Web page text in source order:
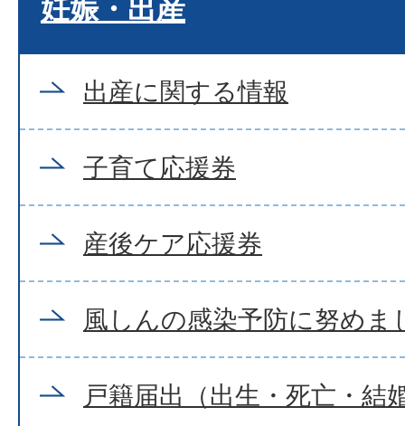
妊娠・出産
出産に関する情報
子育て応援券
産後ケア応援券
風しんの感染予防に努めま
戸籍届出（出生・死亡・結